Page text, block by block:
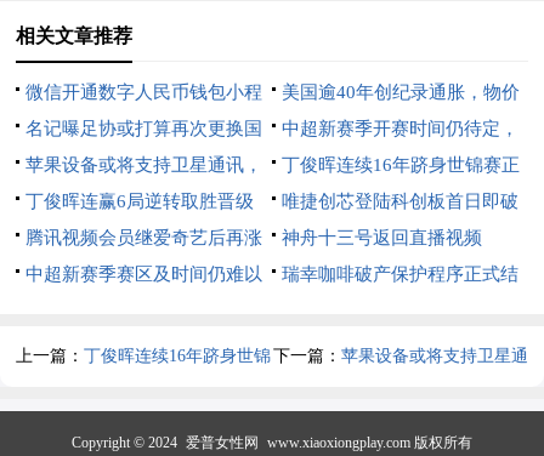
相关文章推荐
微信开通数字人民币钱包小程
序测试
美国逾40年创纪录通胀，物价
持续飙升
名记曝足协或打算再次更换国
足主教练
中超新赛季开赛时间仍待定，
将力保18支球队参赛
苹果设备或将支持卫星通讯，
可直接绕过运营商
丁俊晖连续16年跻身世锦赛正
赛
丁俊晖连赢6局逆转取胜晋级
斯诺克世锦赛正赛
唯捷创芯登陆科创板首日即破
发
腾讯视频会员继爱奇艺后再涨
价
神舟十三号返回直播视频
中超新赛季赛区及时间仍难以
瑞幸咖啡破产保护程序正式结
上一篇：丁俊晖连续16年跻身世锦下一篇： 苹果设备或将支持卫星通
Copyright © 2024 爱普女性网 www.xiaoxiongplay.com 版权所有